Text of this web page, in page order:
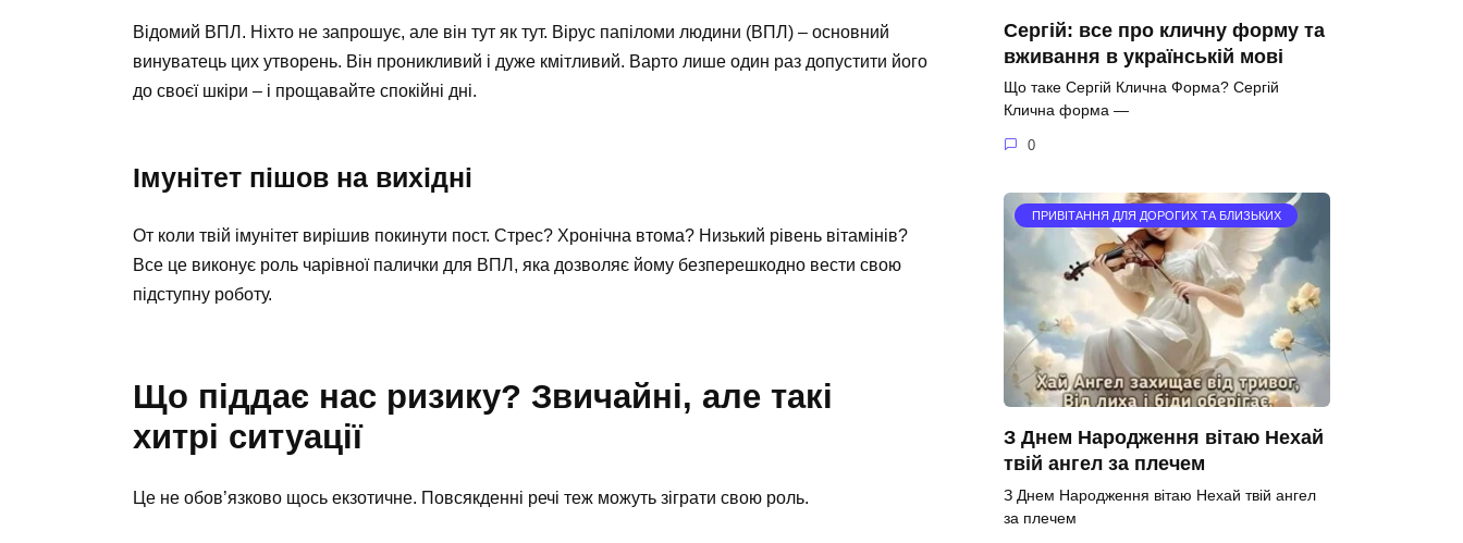
Відомий ВПЛ. Ніхто не запрошує, але він тут як тут. Вірус папіломи людини (ВПЛ) – основний
винуватець цих утворень. Він проникливий і дуже кмітливий. Варто лише один раз допустити його
до своєї шкіри – і прощавайте спокійні дні.
Імунітет пішов на вихідні
От коли твій імунітет вирішив покинути пост. Стрес? Хронічна втома? Низький рівень вітамінів?
Все це виконує роль чарівної палички для ВПЛ, яка дозволяє йому безперешкодно вести свою
підступну роботу.
Що піддає нас ризику? Звичайні, але такі
хитрі ситуації
Це не обов’язково щось екзотичне. Повсякденні речі теж можуть зіграти свою роль.
Сергій: все про кличну форму та
вживання в українській мові
Що таке Сергій Клична Форма? Сергій
Клична форма —
0
ПРИВІТАННЯ ДЛЯ ДОРОГИХ ТА БЛИЗЬКИХ
З Днем Народження вітаю Нехай
твій ангел за плечем
З Днем Народження вітаю Нехай твій ангел
за плечем